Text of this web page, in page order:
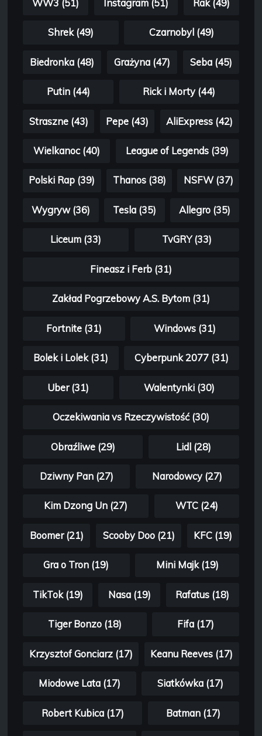
WW3 (51) Instagram (51) Rak (49)
Shrek (49) Czarnobyl (49)
Biedronka (48) Grażyna (47) Seba (45)
Putin (44) Rick i Morty (44)
Straszne (43) Pepe (43) AliExpress (42)
Wielkanoc (40) League of Legends (39)
Polski Rap (39) Thanos (38) NSFW (37)
Wygryw (36) Tesla (35) Allegro (35)
Liceum (33) TvGRY (33)
Fineasz i Ferb (31)
Zakład Pogrzebowy A.S. Bytom (31)
Fortnite (31) Windows (31)
Bolek i Lolek (31) Cyberpunk 2077 (31)
Uber (31) Walentynki (30)
Oczekiwania vs Rzeczywistość (30)
Obraźliwe (29) Lidl (28)
Dziwny Pan (27) Narodowcy (27)
Kim Dzong Un (27) WTC (24)
Boomer (21) Scooby Doo (21) KFC (19)
Gra o Tron (19) Mini Majk (19)
TikTok (19) Nasa (19) Rafatus (18)
Tiger Bonzo (18) Fifa (17)
Krzysztof Gonciarz (17) Keanu Reeves (17)
Miodowe Lata (17) Siatkówka (17)
Robert Kubica (17) Batman (17)